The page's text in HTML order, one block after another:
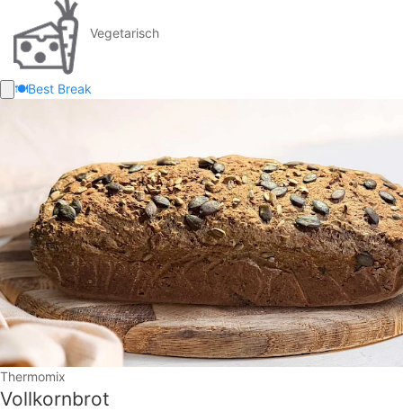
Vegetarisch
🍽️Best Break
Thermomix
Vollkornbrot